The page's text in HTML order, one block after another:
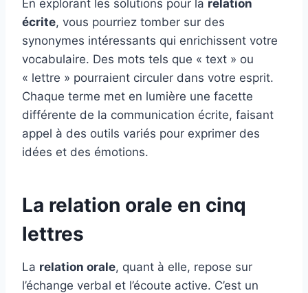
En explorant les solutions pour la relation
écrite, vous pourriez tomber sur des
synonymes intéressants qui enrichissent votre
vocabulaire. Des mots tels que « text » ou
« lettre » pourraient circuler dans votre esprit.
Chaque terme met en lumière une facette
différente de la communication écrite, faisant
appel à des outils variés pour exprimer des
idées et des émotions.
La relation orale en cinq
lettres
La relation orale, quant à elle, repose sur
l’échange verbal et l’écoute active. C’est un